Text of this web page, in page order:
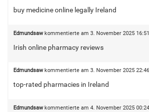
buy medicine online legally Ireland
Edmundsawkommentierte am 3. November 2025 16:51
Irish online pharmacy reviews
Edmundsawkommentierte am 3. November 2025 22:46
top-rated pharmacies in Ireland
Edmundsawkommentierte am 4. November 2025 00:24